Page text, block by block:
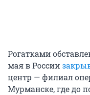
Рогатками
мая в России
центр — филиал
Мурманске, где до